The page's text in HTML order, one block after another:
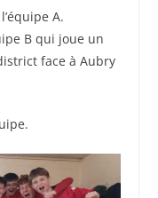
A.
B qui joue un
face à Aubry